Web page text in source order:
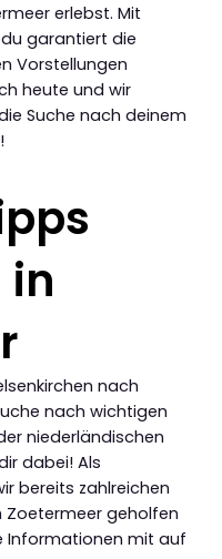
erlebst. Mit
garantiert die
Vorstellungen
heute und wir
Suche nach deinem
in
nach
nach wichtigen
niederländischen
dabei! Als
bereits zahlreichen
Zoetermeer geholfen
Informationen mit auf